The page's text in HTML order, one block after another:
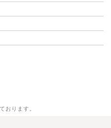
おります。